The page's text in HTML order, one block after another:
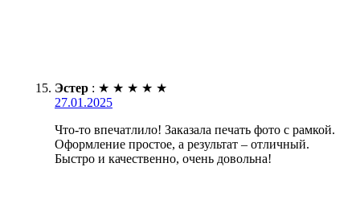
Эстер : ★ ★ ★ ★ ★
27.01.2025
Что-то впечатлило! Заказала печать фото с рамкой.
Оформление простое, а результат – отличный.
Быстро и качественно, очень довольна!